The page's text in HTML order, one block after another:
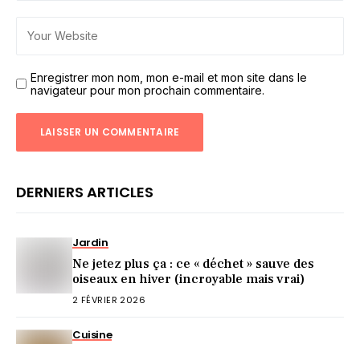
Enregistrer mon nom, mon e-mail et mon site dans le
navigateur pour mon prochain commentaire.
DERNIERS ARTICLES
Jardin
Ne jetez plus ça : ce « déchet » sauve des
oiseaux en hiver (incroyable mais vrai)
2 FÉVRIER 2026
Cuisine